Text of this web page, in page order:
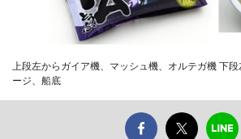
上段左からガイア機、マッシュ機、オルテガ機 下
ージ、船底